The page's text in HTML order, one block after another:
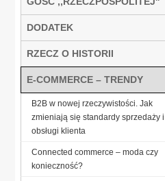
DODATEK
RZECZ O HISTORII
E-COMMERCE – TRENDY
B2B w nowej rzeczywistości. Jak
zmieniają się standardy sprzedaży i
obsługi klienta
Connected commerce – moda czy
konieczność?